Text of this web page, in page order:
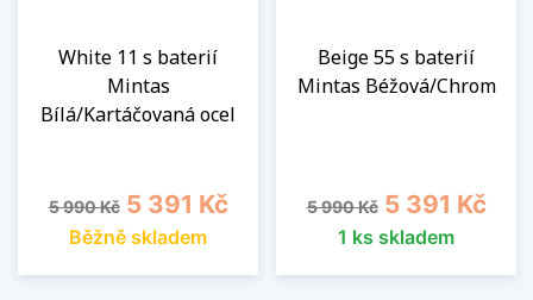
White 11 s baterií
Mintas
Bílá/Kartáčovaná ocel
Běžná cena
5 990 Kč Cena
5 391 Kč
Běžně skladem
Beige 55 s baterií
Mintas Béžová/Chrom
Běžná cena
5 990 Kč Cena
5 391 Kč
1 ks skladem